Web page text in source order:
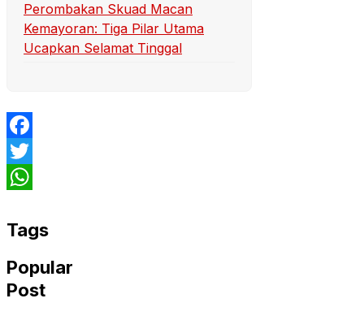
Perombakan Skuad Macan
Kemayoran: Tiga Pilar Utama
Ucapkan Selamat Tinggal
Facebook
Twitter
Tags
Popular
Post